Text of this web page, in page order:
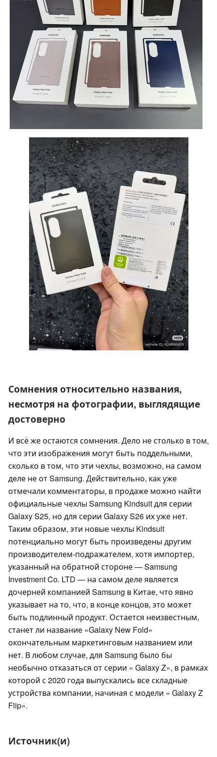
Сомнения относительно названия,
несмотря на фотографии, выглядящие
достоверно
И всё же остаются сомнения. Дело не столько в том,
что эти изображения могут быть поддельными,
сколько в том, что эти чехлы, возможно, на самом
деле не от Samsung. Действительно, как уже
отмечали комментаторы, в продаже можно найти
официальные чехлы Samsung Kindsuit для серии
Galaxy S25, но для серии Galaxy S26 их уже нет.
Таким образом, эти новые чехлы Kindsuit
потенциально могут быть произведены другим
производителем-подражателем, хотя импортер,
указанный на обратной стороне — Samsung
Investment Co. LTD — на самом деле является
дочерней компанией Samsung в Китае, что явно
указывает на то, что, в конце концов, это может
быть подлинный продукт. Остается неизвестным,
станет ли название «Galaxy New Fold»
окончательным маркетинговым названием или
нет. В любом случае, для Samsung было бы
необычно отказаться от серии « Galaxy Z», в рамках
которой с 2020 года выпускались все складные
устройства компании, начиная с модели « Galaxy Z
Flip».
Источник(и)